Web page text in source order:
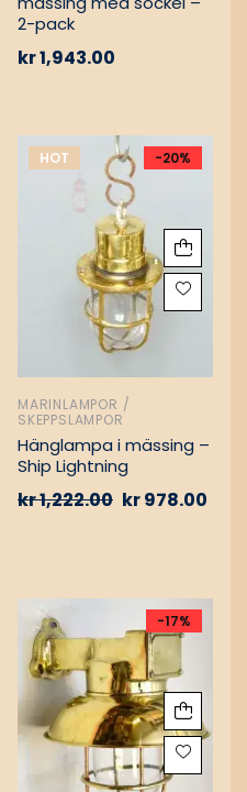
2-pack
kr1,943.00
HOT -20%
MARINLAMPOR /
SKEPPSLAMPOR
Hänglampa i mässing –
Ship Lightning
kr1,222.00 kr978.00
-17%